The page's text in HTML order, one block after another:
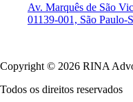
Av. Marquês de São
01139-001, São Paulo-
Copyright © 2026 RINA
Todos os direitos reservados